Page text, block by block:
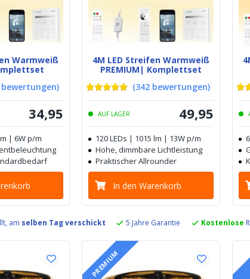
Warmweiß
bewertungen)
34,95
| 6W p/m
4M LED Streifen Warmweiß
PREMIUM| Komplettset
(342 bewertungen)
AUF LAGER 49,95
120 LEDs | 1015 lm | 13W p/m
Hohe, dimmbare Lichtleistung
Praktischer Allrounder
In den Warenkorb
am selben Tag verschickt 5 Jahre Garantie Kostenlose
PREMIUM